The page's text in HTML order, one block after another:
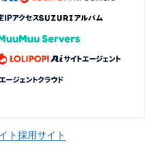
ト採用サイト